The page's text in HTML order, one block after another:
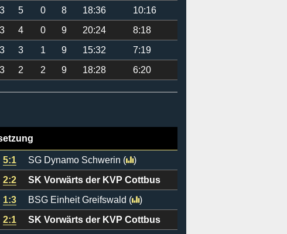
5 0 8 18:36
10:16
4 0 9 20:24
8:18
3 1 9 15:32
7:19
2 2 9 18:28 6:20
5:1 SG Dynamo Schwerin (
)
2:2
SK Vorwärts der KVP Cottbus
1:3 BSG Einheit Greifswald (
)
2:1 SK Vorwärts der KVP Cottbus